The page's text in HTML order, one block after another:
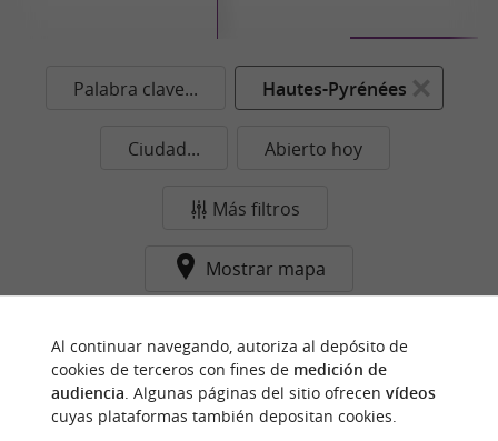
Palabra clave... Hautes-Pyrénées
Ciudad... Abierto hoy
Más filtros
Mostrar mapa
momento...
Al continuar navegando, autoriza al depósito de
cookies de terceros con fines de medición de
audiencia . Algunas páginas del sitio ofrecen vídeos
cuyas plataformas también depositan cookies.